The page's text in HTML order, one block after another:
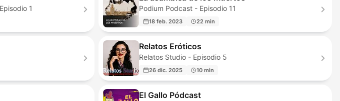
1 Podium Podcast - Episodio 11
18 feb. 2023 22 min
Relatos Eróticos
Relatos Studio - Episodio 5
26 dic. 2025 10 min
El Gallo Pódcast